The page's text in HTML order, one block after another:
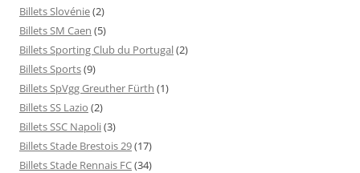
Billets Slovénie(2)
Billets SM Caen (5)
Billets Sporting Club du Portugal(2)
Billets Sports(9)
Billets SpVgg Greuther Fürth (1)
Billets SS Lazio (2)
Billets SSC Napoli(3)
Billets Stade Brestois 29(17)
Billets Stade Rennais FC(34)